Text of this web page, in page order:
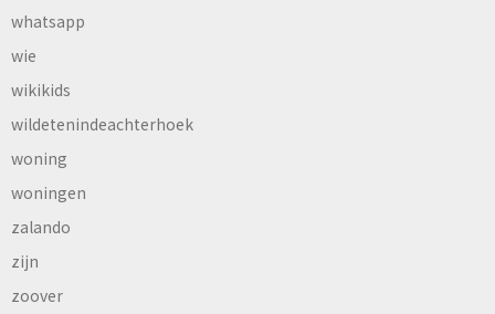
whatsapp
wie
wikikids
wildetenindeachterhoek
woning
woningen
zalando
zijn
zoover